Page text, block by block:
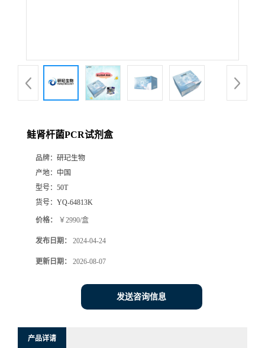
鲑肾杆菌PCR试剂盒
品牌： 研玘生物
产地： 中国
型号： 50T
货号： YQ-64813K
价格： ￥2990/盒
发布日期： 2024-04-24
更新日期： 2026-08-07
发送咨询信息
产品详请